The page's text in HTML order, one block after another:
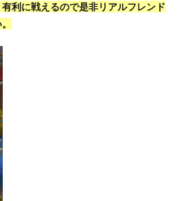
利に戦えるので是非リアルフレンド